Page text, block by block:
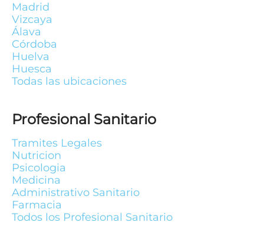
Madrid
Vizcaya
Álava
Córdoba
Huelva
Huesca
Todas las ubicaciones
Profesional Sanitario
Tramites Legales
Nutricion
Psicologia
Medicina
Administrativo Sanitario
Farmacia
Todos los Profesional Sanitario